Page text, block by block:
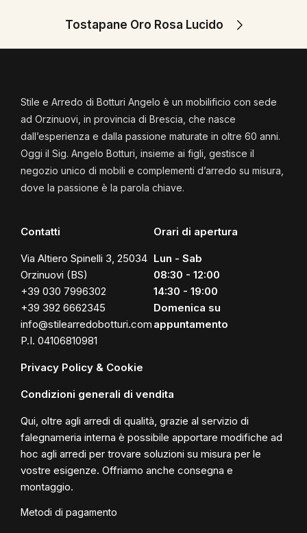
Tostapane Oro Rosa Lucido
Stile e Arredo di Botturi Angelo è un mobilificio con sede
ad Orzinuovi, in provincia di Brescia, che nasce
dall’esperienza e dalla passione maturate in oltre 60 anni.
Oggi il Sig. Angelo Botturi, insieme ai figli, gestisce il
negozio unico di mobili e complementi d’arredo su misura,
dove la passione è la parola chiave.
Contatti
Via Altiero Spinelli 3, 25034
Orzinuovi (BS)
+39 030 7996302
+39 392 6662345
info@stilearredobotturi.com
P.I. 04106810981
Orari di apertura
Lun - Sab
08:30 - 12:00
14:30 - 19:00
Domenica su
appuntamento
Privacy Policy & Cookie
Condizioni generali di vendita
Qui, oltre agli arredi di qualità, grazie al servizio di
falegnameria interna è possibile apportare modifiche ad
hoc agli arredi per trovare soluzioni su misura per le
vostre esigenze. Offriamo anche consegna e
montaggio.
Metodi di pagamento